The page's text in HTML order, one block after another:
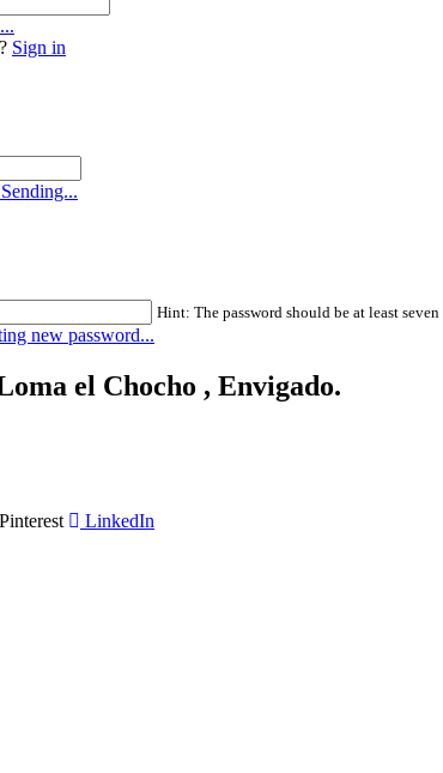
Sign in
Sending...
Hint: The password should be at least
new password...
el Chocho , Envigado.
Pinterest
LinkedIn